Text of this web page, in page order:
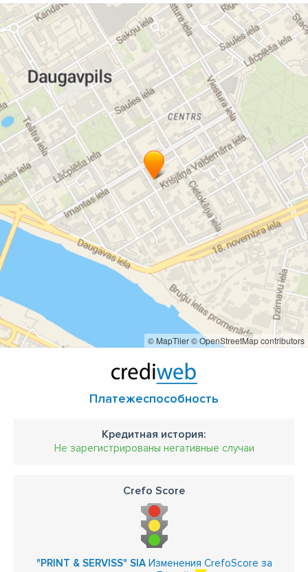
© MapTiler© OpenStreetMap contributors
Платежеспособность
Кредитная история:
Не зарегистрированы негативные случаи
Crefo Score
"PRINT & SERVISS" SIAИзменения CrefoScore за